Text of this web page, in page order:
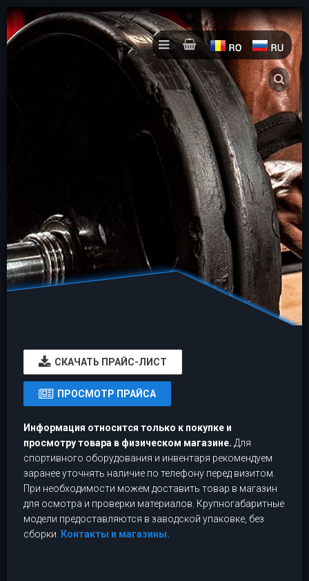
CКАЧАТЬ ПРАЙС-ЛИСТ
ПРОСМОТР ПРАЙСА
Информация относится только к покупке и
просмотру товара в физическом магазине. Для
спортивного оборудования и инвентаря рекомендуем
заранее уточнять наличие по телефону перед визитом.
При необходимости можем доставить товар в магазин
для осмотра и проверки материалов. Крупногабаритные
модели предоставляются в заводской упаковке, без
сборки.
Контакты и магазины.